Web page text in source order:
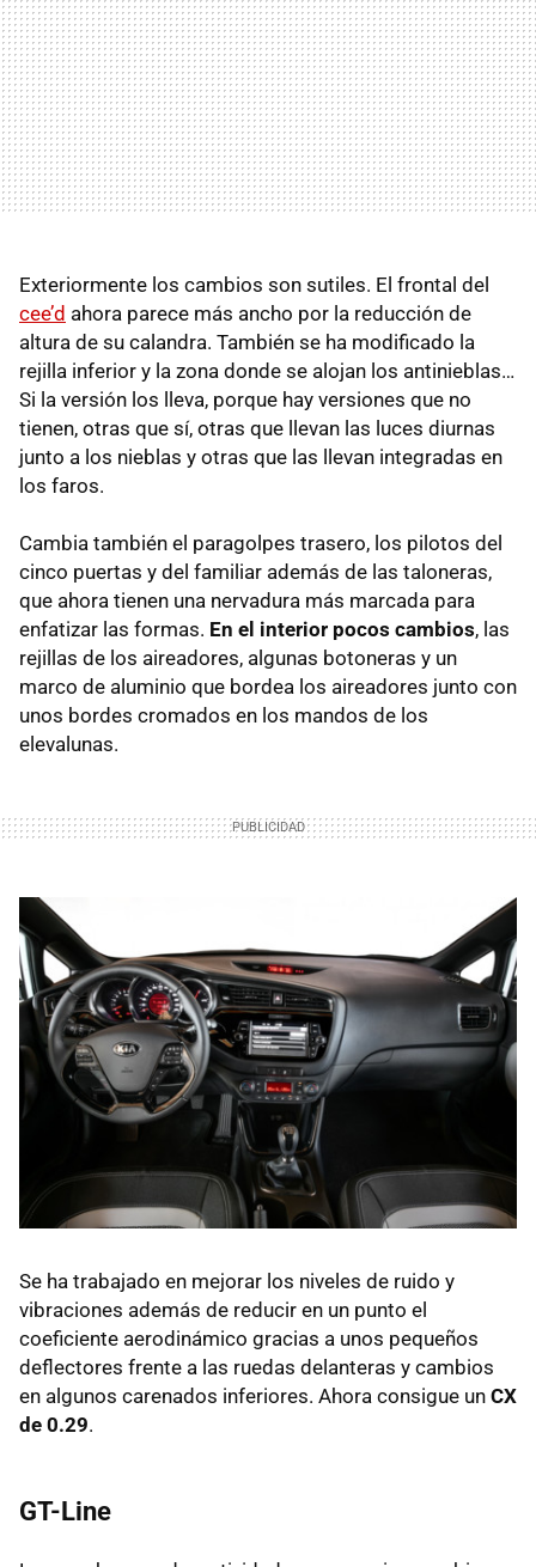
Exteriormente los cambios son sutiles. El frontal del
cee’d ahora parece más ancho por la reducción de
altura de su calandra. También se ha modificado la
rejilla inferior y la zona donde se alojan los antinieblas…
Si la versión los lleva, porque hay versiones que no
tienen, otras que sí, otras que llevan las luces diurnas
junto a los nieblas y otras que las llevan integradas en
los faros.
Cambia también el paragolpes trasero, los pilotos del
cinco puertas y del familiar además de las taloneras,
que ahora tienen una nervadura más marcada para
enfatizar las formas. En el interior pocos cambios, las
rejillas de los aireadores, algunas botoneras y un
marco de aluminio que bordea los aireadores junto con
unos bordes cromados en los mandos de los
elevalunas.
Se ha trabajado en mejorar los niveles de ruido y
vibraciones además de reducir en un punto el
coeficiente aerodinámico gracias a unos pequeños
deflectores frente a las ruedas delanteras y cambios
en algunos carenados inferiores. Ahora consigue un CX
de 0.29.
GT-Line